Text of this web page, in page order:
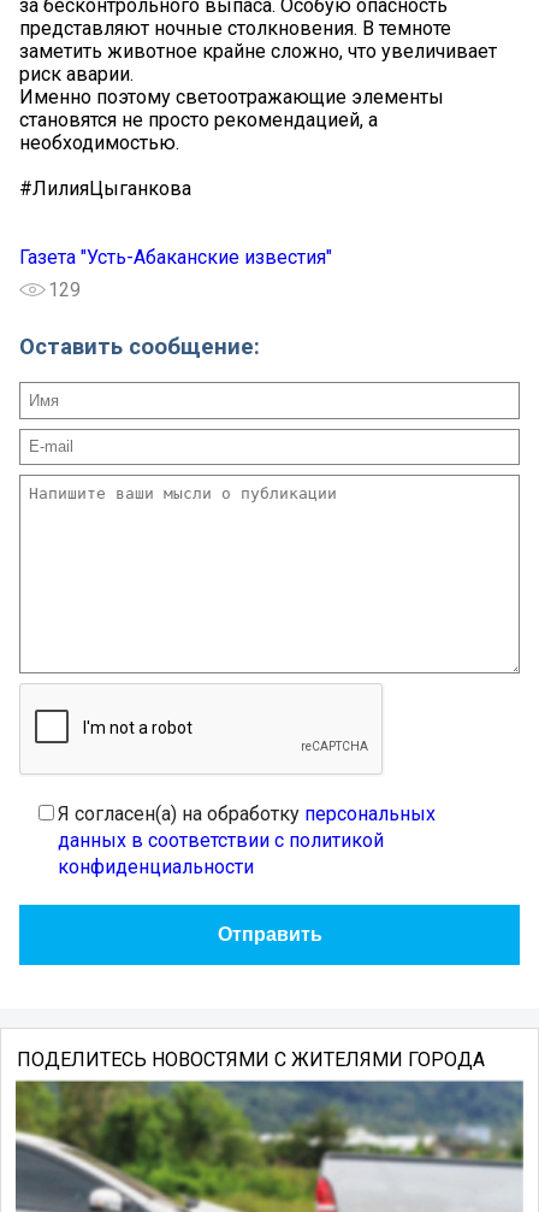
за бесконтрольного выпаса. Особую опасность
представляют ночные столкновения. В темноте
заметить животное крайне сложно, что увеличивает
риск аварии.
Именно поэтому светоотражающие элементы
становятся не просто рекомендацией, а
необходимостью.
#ЛилияЦыганкова
Газета "Усть-Абаканские известия"
129
Оставить сообщение:
Я согласен(а) на обработку персональных
данных в соответствии с политикой
конфиденциальности
ПОДЕЛИТЕСЬ НОВОСТЯМИ С ЖИТЕЛЯМИ ГОРОДА